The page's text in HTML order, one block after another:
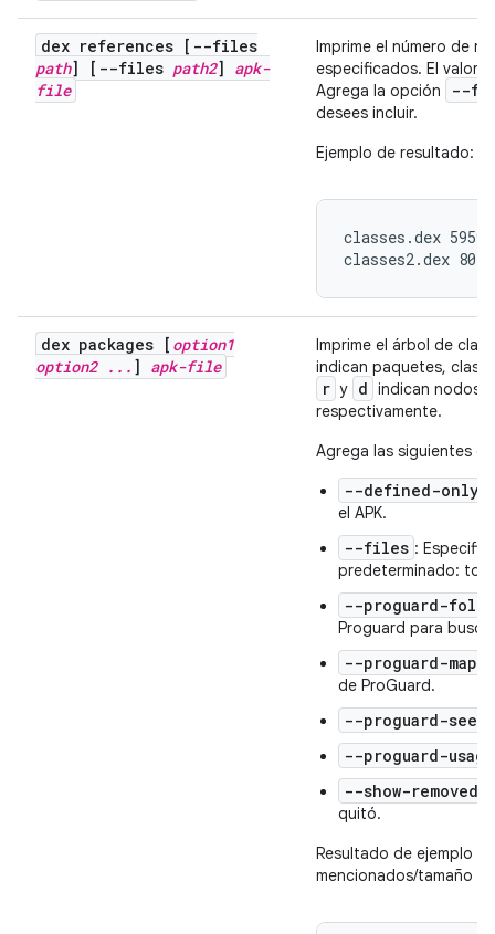
dex references [--files
path] [--files path2] apk-
file
Imprime el número de
especificados. El valor
Agrega la opción
--
desees incluir.
Ejemplo de resultado:
classes.dex 59598
classes2.dex 8042
dex packages [ option1
option2 . . . ] apk-file
Imprime el árbol de
indican paquetes,
r y d indican nodos
respectivamente.
Agrega las siguientes
--defined-only
el APK.
--files :
predeterminado:
--proguard-
Proguard para
--proguard-
de ProGuard.
--proguard-
--proguard-
--show-removed
quitó.
Resultado de ejemplo
mencionados/tamaño